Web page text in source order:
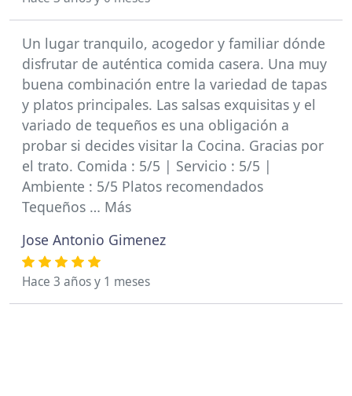
Un lugar tranquilo, acogedor y familiar dónde
disfrutar de auténtica comida casera. Una muy
buena combinación entre la variedad de tapas
y platos principales. Las salsas exquisitas y el
variado de tequeños es una obligación a
probar si decides visitar la Cocina. Gracias por
el trato. Comida : 5/5 | Servicio : 5/5 |
Ambiente : 5/5 Platos recomendados
Tequeños … Más
Jose Antonio Gimenez
Hace 3 años y 1 meses